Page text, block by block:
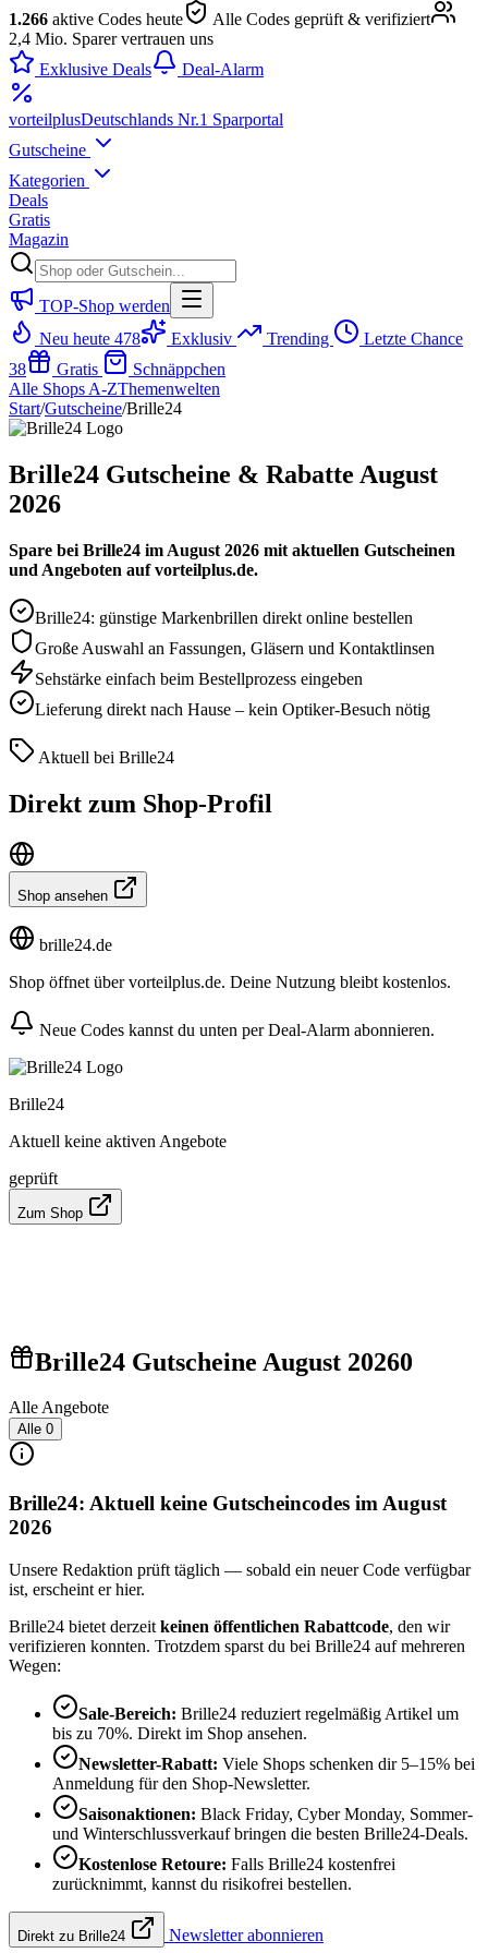
1.266 aktive Codes heute
Alle Codes geprüft & verifiziert
2,4 Mio. Sparer vertrauen uns
Exklusive Deals
Deal-Alarm
vorteilplusDeutschlands Nr.1 Sparportal
Gutscheine
Kategorien
Deals
Gratis
Magazin
TOP-Shop werden
Neu heute 478 Exklusiv Trending
Letzte Chance
38
Gratis
Schnäppchen
Alle Shops A-ZThemenwelten
Start/Gutscheine/Brille24
Brille24 Gutscheine & Rabatte August
2026
Spare bei Brille24 im August 2026 mit aktuellen Gutscheinen
und Angeboten auf vorteilplus.de.
Brille24: günstige Markenbrillen direkt online bestellen
Große Auswahl an Fassungen, Gläsern und Kontaktlinsen
Sehstärke einfach beim Bestellprozess eingeben
Lieferung direkt nach Hause – kein Optiker-Besuch nötig
Aktuell bei Brille24
Direkt zum Shop-Profil
Shop ansehen
brille24.de
Shop öffnet über vorteilplus.de. Deine Nutzung bleibt kostenlos.
Neue Codes kannst du unten per Deal-Alarm abonnieren.
Brille24
Aktuell keine aktiven Angebote
geprüft
Zum Shop
Brille24 Gutscheine August 20260
Alle Angebote
Alle 0
Brille24: Aktuell keine Gutscheincodes im August
2026
Unsere Redaktion prüft täglich — sobald ein neuer Code verfügbar
ist, erscheint er hier.
Brille24 bietet derzeit keinen öffentlichen Rabattcode, den wir
verifizieren konnten. Trotzdem sparst du bei Brille24 auf mehreren
Wegen:
Sale-Bereich: Brille24 reduziert regelmäßig Artikel um
bis zu 70%. Direkt im Shop ansehen.
Newsletter-Rabatt: Viele Shops schenken dir 5–15% bei
Anmeldung für den Shop-Newsletter.
Saisonaktionen: Black Friday, Cyber Monday, Sommer-
und Winterschlussverkauf bringen die besten Brille24-Deals.
Kostenlose Retoure: Falls Brille24 kostenfrei
zurücknimmt, kannst du risikofrei bestellen.
Direkt zu Brille24 Newsletter abonnieren